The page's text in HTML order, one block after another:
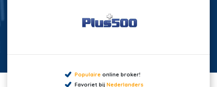
Populaireonline broker!
Favoriet bij Nederlanders